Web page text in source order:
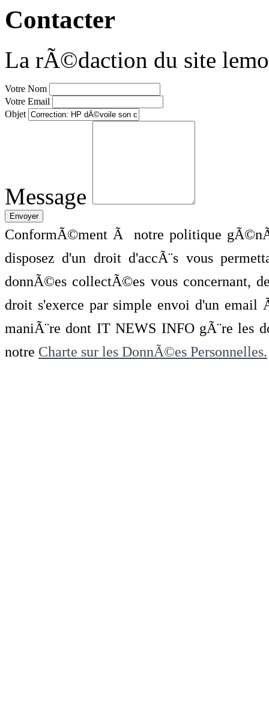
Contacter
La rÃ©daction du site
Votre Nom
Votre Email
Objet
Message
ConformÃ©ment Ã notre politique
disposez d'un droit d'accÃ¨s vous
donnÃ©es collectÃ©es vous concernant,
droit s'exerce par simple envoi d'un
maniÃ¨re dont IT NEWS INFO gÃ¨re les
notre Charte sur les DonnÃ©es Personnelles.